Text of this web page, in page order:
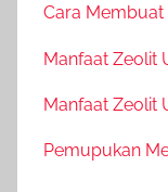
Cara Membuat
Manfaat Zeolit
Manfaat Zeolit
Pemupukan